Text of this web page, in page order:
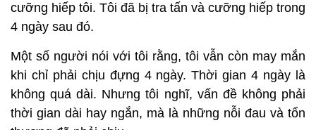
cưỡng hiếp tôi. Tôi đã bị tra tấn và cưỡng hiếp trong
4 ngày sau đó.
Một số người nói với tôi rằng, tôi vẫn còn may mắn
khi chỉ phải chịu đựng 4 ngày. Thời gian 4 ngày là
không quá dài. Nhưng tôi nghĩ, vấn đề không phải
thời gian dài hay ngắn, mà là những nỗi đau và tổn